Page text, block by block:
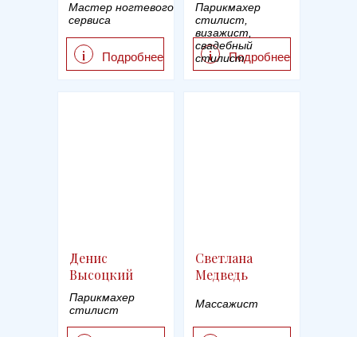
Подробнее
i
Мастер ногтевого
сервиса
Подробнее
i
Парикмахер
стилист,
визажист,
свадебный
стилист
Денис
Высоцкий
Парикмахер
стилист
Светлана
Медведь
Массажист